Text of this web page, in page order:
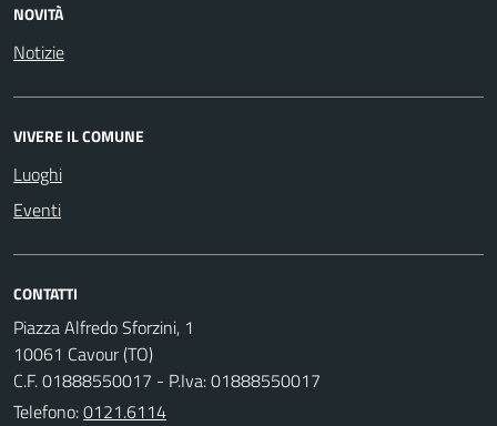
NOVITÀ
Notizie
VIVERE IL COMUNE
Luoghi
Eventi
CONTATTI
Piazza Alfredo Sforzini, 1
10061 Cavour (TO)
C.F. 01888550017 - P.Iva: 01888550017
Telefono:0121.6114